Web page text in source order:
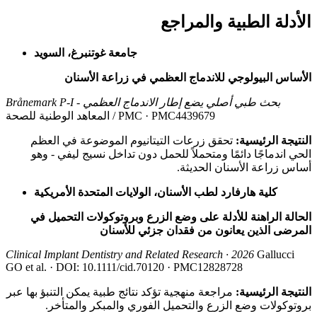
الأدلة الطبية والمراجع
جامعة غوتنبرغ، السويد
الأساس البيولوجي للاندماج العظمي في زراعة الأسنان
Brånemark P-I - بحث طبي أصلي يضع إطار الاندماج العظمي
المعاهد الوطنية للصحة / PMC · PMC4439679
النتيجة الرئيسية: تحقق زرعات التيتانيوم الموضوعة في العظم
الحي اندماجًا دائمًا ومتحملاً للحمل دون تداخل نسيج ليفي - وهو
أساس زراعة الأسنان الحديثة.
كلية هارفارد لطب الأسنان، الولايات المتحدة الأمريكية
الحالة الراهنة للأدلة على وضع الزرع وبروتوكولات التحميل في
المرضى الذين يعانون من فقدان جزئي للأسنان
Clinical Implant Dentistry and Related Research · 2026 Gallucci
GO et al. · DOI: 10.1111/cid.70120 · PMC12828728
النتيجة الرئيسية: مراجعة منهجية تؤكد نتائج طبية يمكن التنبؤ بها عبر
بروتوكولات وضع الزرع والتحميل الفوري والمبكر والمتأخر.